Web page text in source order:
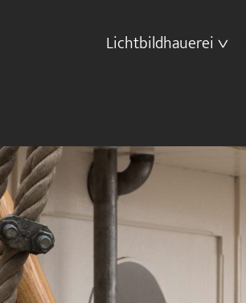
Lichtbildhauerei